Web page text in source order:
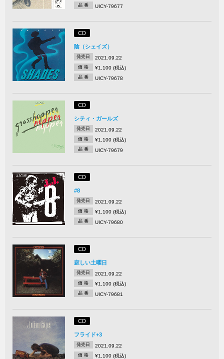
品 番 UICY-79677
CD
陰（シェイズ）
発売日 2021.09.22
価 格 ¥1,100 (税込)
品 番 UICY-79678
CD
シティ・ガールズ
発売日 2021.09.22
価 格 ¥1,100 (税込)
品 番 UICY-79679
CD
#8
発売日 2021.09.22
価 格 ¥1,100 (税込)
品 番 UICY-79680
CD
寂しい土曜日
発売日 2021.09.22
価 格 ¥1,100 (税込)
品 番 UICY-79681
CD
フライド+3
発売日 2021.09.22
価 格 ¥1,100 (税込)